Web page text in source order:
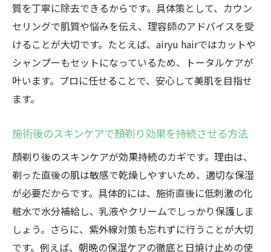
質を丁寧に除去できるからです。具体策として、カウン
セリングで肌質や悩みを伝え、理容師のアドバイスを受
けることが大切です。たとえば、airyu hairではカットや
シャンプーもセットになっているため、トータルケアが
叶います。プロに任せることで、安心して美肌を目指せ
ます。
施術後のスキンケアで顏剃り効果を持続させる方法
顏剃り後のスキンケアが効果持続のカギです。理由は、
剃った直後の肌は敏感で乾燥しやすいため、適切な保湿
が必要だからです。具体的には、施術直後に低刺激の化
粧水で水分補給し、乳液やクリームでしっかり保護しま
しょう。さらに、紫外線対策も忘れずに行うことが大切
です。例えば、朝晩の保湿ケアの徹底と日焼け止めの使